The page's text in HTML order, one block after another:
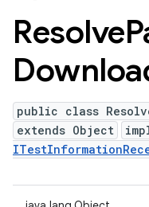
Resolve
public class
extends Object